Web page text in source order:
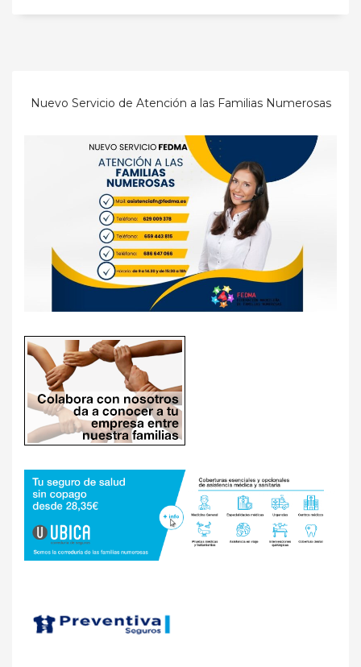
Nuevo Servicio de Atención a las Familias Numerosas